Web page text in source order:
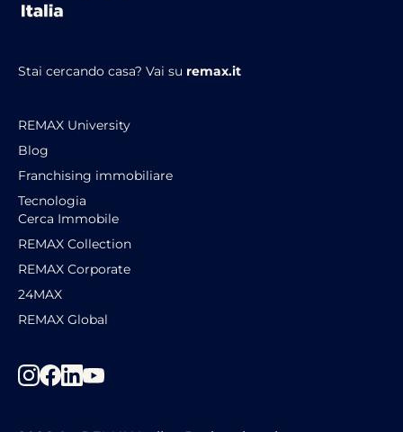
Stai cercando casa? Vai su remax.it
REMAX University
Blog
Franchising immobiliare
Tecnologia
Cerca Immobile
REMAX Collection
REMAX Corporate
24MAX
REMAX Global